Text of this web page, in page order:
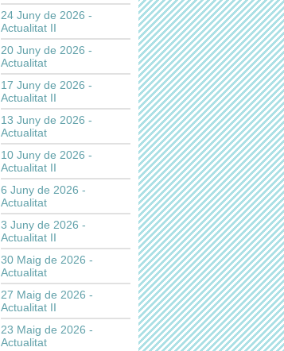
24 Juny de 2026 -
Actualitat II
20 Juny de 2026 -
Actualitat
17 Juny de 2026 -
Actualitat II
13 Juny de 2026 -
Actualitat
10 Juny de 2026 -
Actualitat II
6 Juny de 2026 -
Actualitat
3 Juny de 2026 -
Actualitat II
30 Maig de 2026 -
Actualitat
27 Maig de 2026 -
Actualitat II
23 Maig de 2026 -
Actualitat